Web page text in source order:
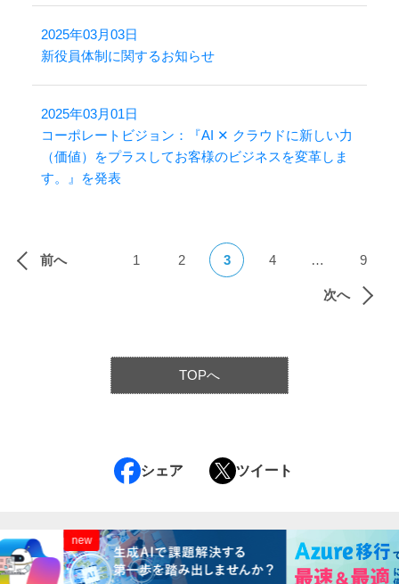
2025年03月03日
新役員体制に関するお知らせ
2025年03月01日
コーポレートビジョン：『AI ✕ クラウドに新しい力
（価値）をプラスしてお客様のビジネスを変革しま
す。』を発表
前へ 1 2 3 4 … 9
次へ
TOPへ
シェア ツイート
new